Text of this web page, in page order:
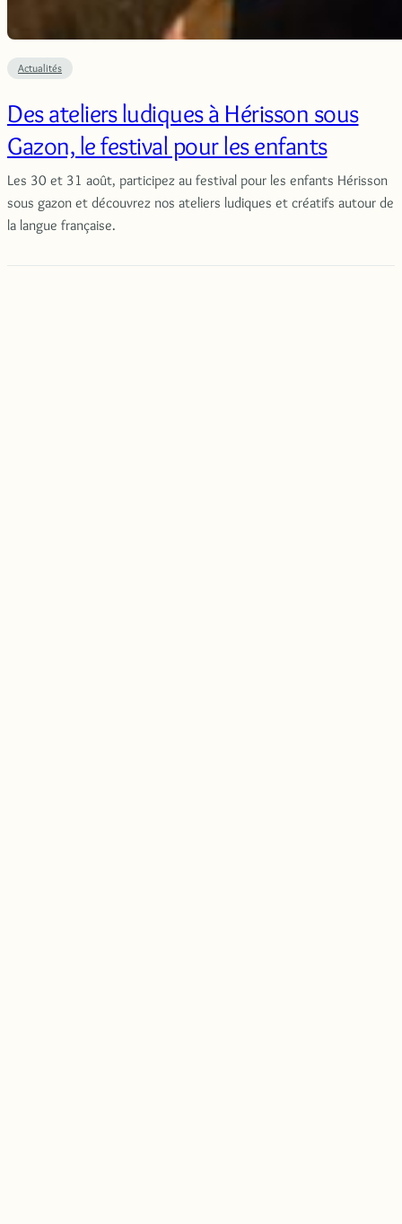
Actualités
Des ateliers ludiques à Hérisson sous
Gazon, le festival pour les enfants
Les 30 et 31 août, participez au festival pour les enfants Hérisson
sous gazon et découvrez nos ateliers ludiques et créatifs autour de
la langue française.